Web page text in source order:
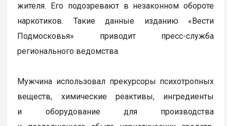
жителя. Его подозревают в незаконном обороте
наркотиков. Такие данные изданию «Вести
Подмосковья» приводит пресс-служба
регионального ведомства.
Мужчина использовал прекурсоры психотропных
веществ, химические реактивы, ингредиенты
и оборудование для производства